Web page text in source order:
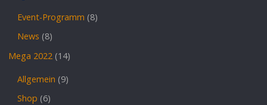
Event-Programm (8)
News (8)
Mega 2022 (14)
Allgemein (9)
Shop (6)